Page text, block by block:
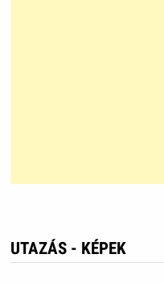
UTAZÁS - KÉPEK